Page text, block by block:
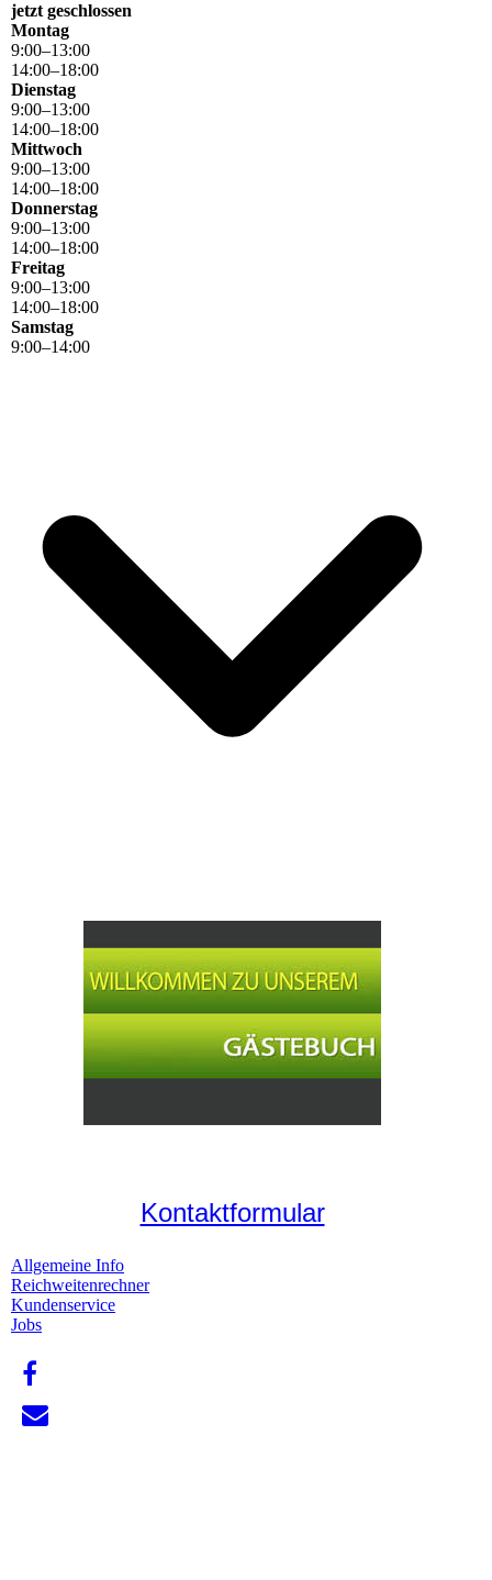
jetzt geschlossen
Montag
9:00–13:00
14:00–18:00
Dienstag
9:00–13:00
14:00–18:00
Mittwoch
9:00–13:00
14:00–18:00
Donnerstag
9:00–13:00
14:00–18:00
Freitag
9:00–13:00
14:00–18:00
Samstag
9:00–14:00
Kontaktformular
Allgemeine Info
Reichweitenrechner
Kundenservice
Jobs